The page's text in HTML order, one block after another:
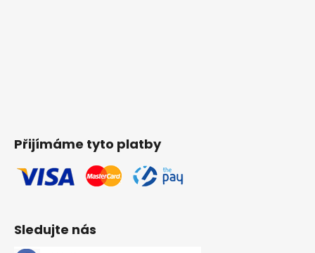
Přijímáme tyto platby
Sledujte nás